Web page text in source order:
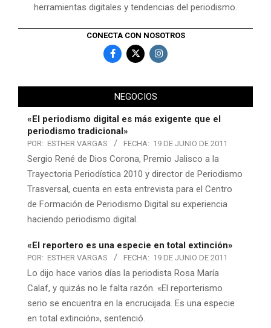
herramientas digitales y tendencias del periodismo.
CONECTA CON NOSOTROS
NEGOCIOS
«El periodismo digital es más exigente que el
periodismo tradicional»
POR: ESTHER VARGAS FECHA: 19 DE JUNIO DE 2011
Sergio René de Dios Corona, Premio Jalisco a la
Trayectoria Periodística 2010 y director de Periodismo
Trasversal, cuenta en esta entrevista para el Centro
de Formación de Periodismo Digital su experiencia
haciendo periodismo digital.
«El reportero es una especie en total extinción»
POR: ESTHER VARGAS FECHA: 19 DE JUNIO DE 2011
Lo dijo hace varios días la periodista Rosa María
Calaf, y quizás no le falta razón. «El reporterismo
serio se encuentra en la encrucijada. Es una especie
en total extinción», sentenció.